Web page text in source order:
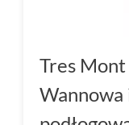
Dzięki
Tres
Wannowa